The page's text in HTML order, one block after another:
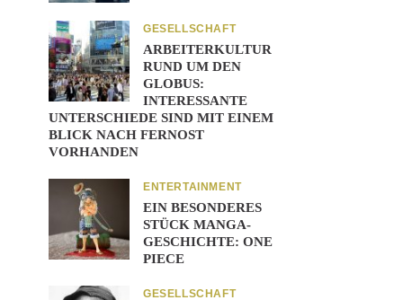
GESELLSCHAFT
ARBEITERKULTUR
RUND UM DEN
GLOBUS:
INTERESSANTE
UNTERSCHIEDE SIND MIT EINEM
BLICK NACH FERNOST
VORHANDEN
ENTERTAINMENT
EIN BESONDERES
STÜCK MANGA-
GESCHICHTE: ONE
PIECE
GESELLSCHAFT